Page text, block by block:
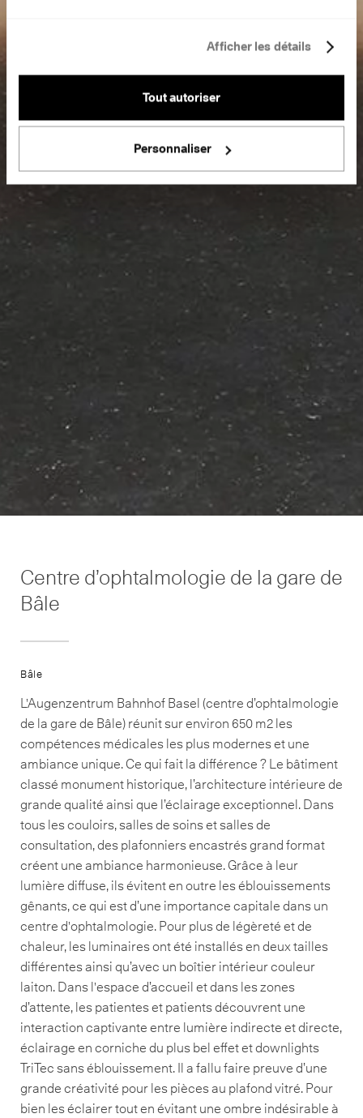
Afficher les détails
Tout autoriser
Personnaliser
Centre d’ophtalmologie de la gare de
Bâle
Bâle
L'Augenzentrum Bahnhof Basel (centre d’ophtalmologie
de la gare de Bâle) réunit sur environ 650 m2 les
compétences médicales les plus modernes et une
ambiance unique. Ce qui fait la différence ? Le bâtiment
classé monument historique, l’architecture intérieure de
grande qualité ainsi que l’éclairage exceptionnel. Dans
tous les couloirs, salles de soins et salles de
consultation, des plafonniers encastrés grand format
créent une ambiance harmonieuse. Grâce à leur
lumière diffuse, ils évitent en outre les éblouissements
gênants, ce qui est d’une importance capitale dans un
centre d'ophtalmologie. Pour plus de légèreté et de
chaleur, les luminaires ont été installés en deux tailles
différentes ainsi qu’avec un boîtier intérieur couleur
laiton. Dans l'espace d’accueil et dans les zones
d’attente, les patientes et patients découvrent une
interaction captivante entre lumière indirecte et directe,
éclairage en corniche du plus bel effet et downlights
TriTec sans éblouissement. Il a fallu faire preuve d’une
grande créativité pour les pièces au plafond vitré. Pour
bien les éclairer tout en évitant une ombre indésirable à